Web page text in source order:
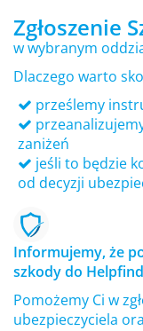
Zgłoszenie
w wybranym
Dlaczego warto
prześlemy
zaniżeń
jeśli to będzie
od decyzji
Informujemy, że
szkody do
Pomożemy Ci w
ubezpieczyciela